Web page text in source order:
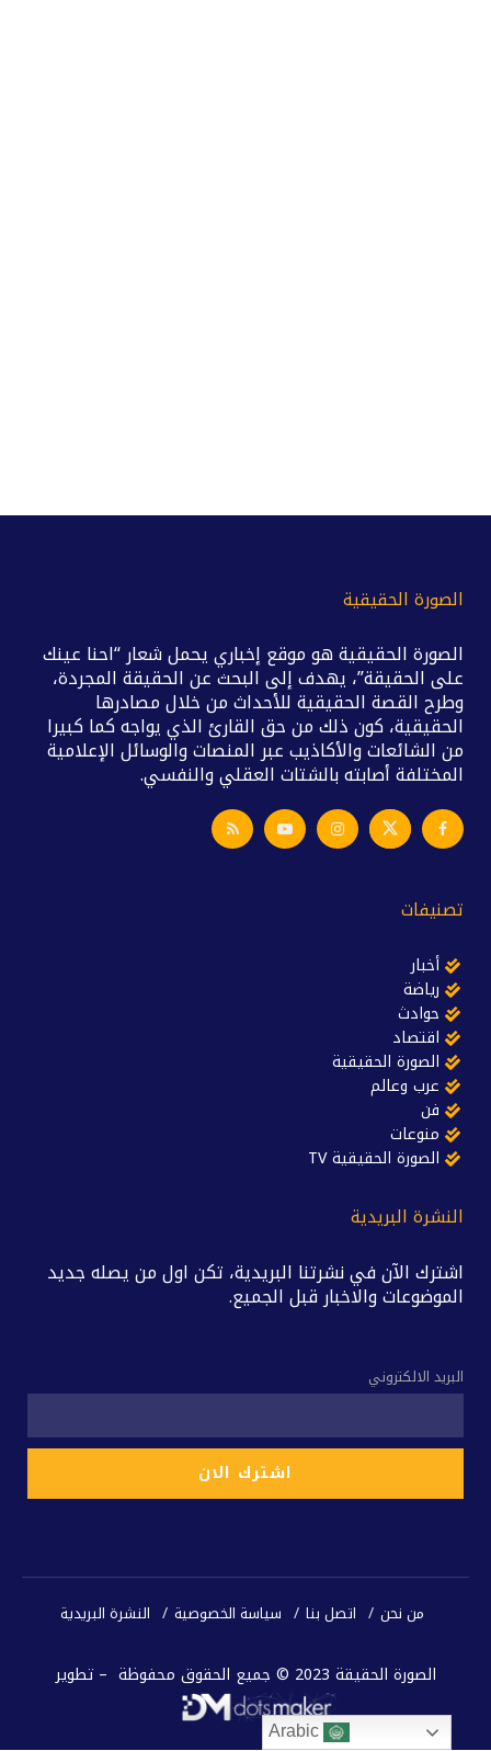
الصورة الحقيقية
الصورة الحقيقية هو موقع إخباري يحمل شعار “احنا عينك
على الحقيقة”، يهدف إلى البحث عن الحقيقة المجردة،
وطرح القصة الحقيقية للأحداث من خلال مصادرها
الحقيقية، كون ذلك من حق القارئ الذي يواجه كما كبيرا
من الشائعات والأكاذيب عبر المنصات والوسائل الإعلامية
المختلفة أصابته بالشتات العقلي والنفسي.
تصنيفات
أخبار
رياضة
حوادث
اقتصاد
الصورة الحقيقية
عرب وعالم
فن
منوعات
الصورة الحقيقية TV
النشرة البريدية
اشترك الآن في نشرتنا البريدية، تكن اول من يصله جديد
الموضوعات والاخبار قبل الجميع.
البريد الالكتروني
من نحن اتصل بنا سياسة الخصوصية النشرة البريدية
الصورة الحقيقة 2023 © جميع الحقوق محفوظة – تطوير